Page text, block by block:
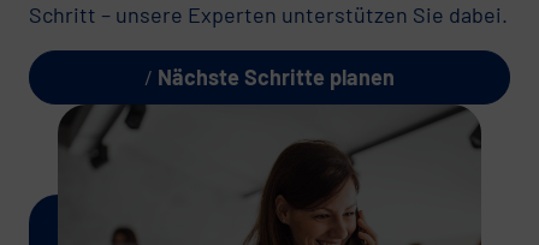
Schritt – unsere Experten unterstützen Sie dabei.
Nächste Schritte planen